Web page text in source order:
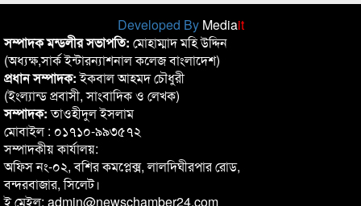
Developed By Mediait
সম্পাদক মন্ডলীর সভাপতি: মোহাম্মাদ মহি উদ্দিন
(অধ্যক্ষ,সার্ক ইন্টারন্যাশনাল কলেজ বাংলাদেশ)
প্রধান সম্পাদক:ইকবাল আহমদ চৌধুরী
(ইংল্যান্ড প্রবাসী, সাংবাদিক ও লেখক)
সম্পাদক:তাওহীদুল ইসলাম
মোবাইল : ০১৭১০-৯৯৩৫৭২
সম্পাদকীয় কার্যালয়:
অফিস নং-০২, বশির কমপ্লেক্স, লালদিঘীরপার রোড,
বন্দরবাজার, সিলেট।
ই মেইল: admin@newschamber24.com